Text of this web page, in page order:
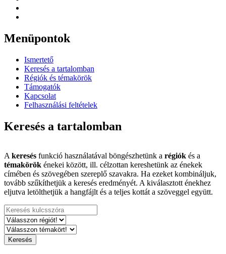
Menüpontok
Ismertető
Keresés a tartalomban
Régiók és témakörök
Támogatók
Kapcsolat
Felhasználási feltételek
Keresés a tartalomban
A keresés funkció használatával böngészhetünk a régiók és a
témakörök énekei között, ill. célzottan kereshetünk az énekek
címében és szövegében szereplő szavakra. Ha ezeket kombináljuk,
tovább szűkíthetjük a keresés eredményét. A kiválasztott énekhez
eljutva letölthetjük a hangfájlt és a teljes kottát a szöveggel együtt.